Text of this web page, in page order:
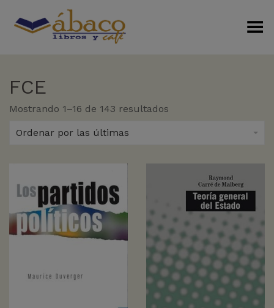
Menú Alterno
FCE
Mostrando 1–16 de 143 resultados
Ordenar por las últimas